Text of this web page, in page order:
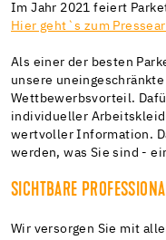
Im Jahr 2021 feiert
Hier geht`s zum
Als einer der besten
unsere
Wettbewerbsvorteil.
individueller
wertvoller Information.
werden, was Sie sind -
SICHTBARE
Wir versorgen Sie mit